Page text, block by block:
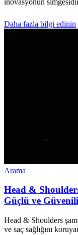
Daha fazla bilgi edinin
Arama
Head &
Güçlü ve
Head & Shoulders
ve saç sağlığını